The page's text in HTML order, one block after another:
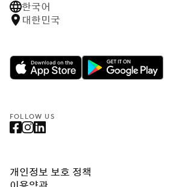
한국어
대한민국
FOLLOW US
개인정보 보호 정책